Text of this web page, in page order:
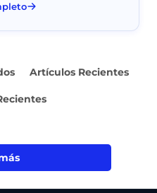
Artículos Recientes